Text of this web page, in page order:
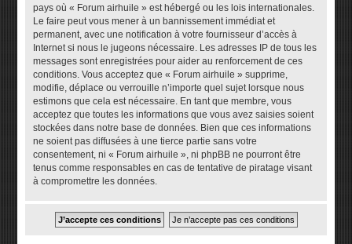
pays où « Forum airhuile » est hébergé ou les lois internationales.
Le faire peut vous mener à un bannissement immédiat et
permanent, avec une notification à votre fournisseur d’accès à
Internet si nous le jugeons nécessaire. Les adresses IP de tous les
messages sont enregistrées pour aider au renforcement de ces
conditions. Vous acceptez que « Forum airhuile » supprime,
modifie, déplace ou verrouille n’importe quel sujet lorsque nous
estimons que cela est nécessaire. En tant que membre, vous
acceptez que toutes les informations que vous avez saisies soient
stockées dans notre base de données. Bien que ces informations
ne soient pas diffusées à une tierce partie sans votre
consentement, ni « Forum airhuile », ni phpBB ne pourront être
tenus comme responsables en cas de tentative de piratage visant
à compromettre les données.